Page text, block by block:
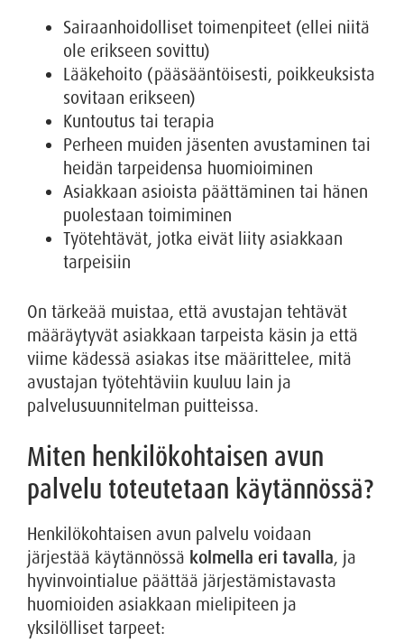
Sairaanhoidolliset toimenpiteet (ellei niitä
ole erikseen sovittu)
Lääkehoito (pääsääntöisesti, poikkeuksista
sovitaan erikseen)
Kuntoutus tai terapia
Perheen muiden jäsenten avustaminen tai
heidän tarpeidensa huomioiminen
Asiakkaan asioista päättäminen tai hänen
puolestaan toimiminen
Työtehtävät, jotka eivät liity asiakkaan
tarpeisiin
On tärkeää muistaa, että avustajan tehtävät
määräytyvät asiakkaan tarpeista käsin ja että
viime kädessä asiakas itse määrittelee, mitä
avustajan työtehtäviin kuuluu lain ja
palvelusuunnitelman puitteissa.
Miten henkilökohtaisen avun
palvelu toteutetaan käytännössä?
Henkilökohtaisen avun palvelu voidaan
järjestää käytännössä kolmella eri tavalla, ja
hyvinvointialue päättää järjestämistavasta
huomioiden asiakkaan mielipiteen ja
yksilölliset tarpeet: